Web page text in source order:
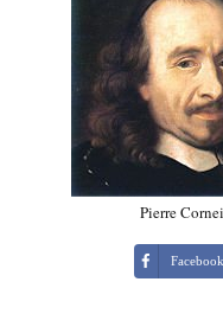
Pierre
Facebook